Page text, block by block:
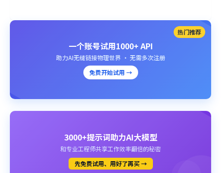
热门推荐
一个账号试用1000+ API
助力AI无缝链接物理世界 · 无需多次注册
免费开始试用 →
3000+提示词助力AI大模型
和专业工程师共享工作效率翻倍的秘密
先免费试用、用好了再买 →